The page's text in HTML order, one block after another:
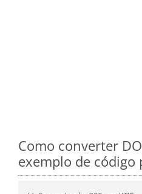
Como converter
exemplo de código